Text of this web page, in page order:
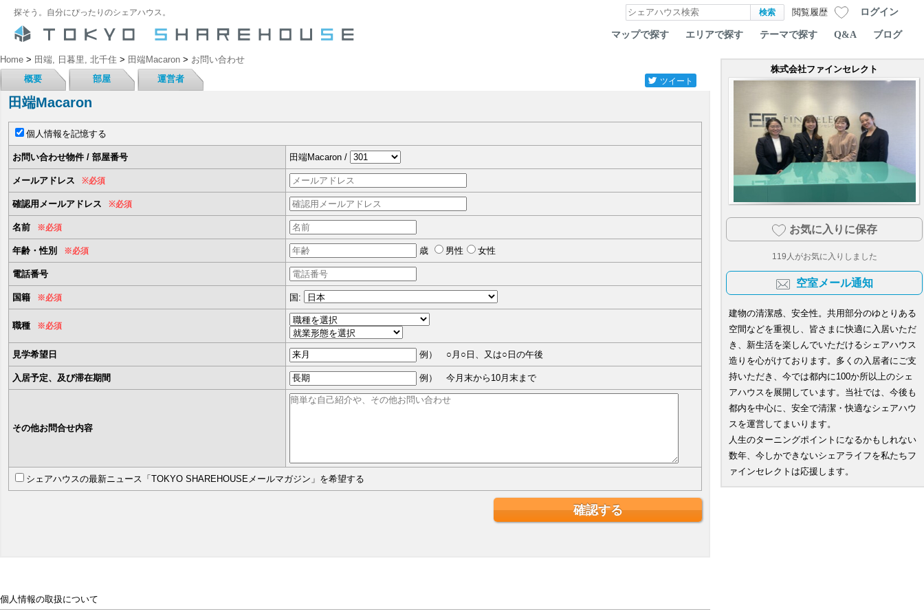
探そう。自分にぴったりのシェアハウス。 閲覧履歴 ログイン
マップで探す エリアで探す テーマで探す Q&A ブログ
Home > 田端, 日暮里, 北千住 > 田端Macaron > お問い合わせ
概要
部屋 運営者 ツイート
田端Macaron
個人情報を記憶する
お問い合わせ物件 / 部屋番号 田端Macaron /
メールアドレス ※必須
確認用メールアドレス ※必須
名前 ※必須
年齢・性別 ※必須 歳 男性 女性
電話番号
国籍 ※必須 国:
職種 ※必須
見学希望日 例） ○月○日、又は○日の午後
入居予定、及び滞在期間 例） 今月末から10月末まで
その他お問合せ内容
シェアハウスの最新ニュース「TOKYO SHAREHOUSEメールマガジン」を希望する
個人情報の取扱について
株式会社ファインセレクト
お気に入りに保存
119 人がお気に入りしました
空室メール通知
建物の清潔感、安全性。共用部分のゆとりある
空間などを重視し、皆さまに快適に入居いただ
き、新生活を楽しんでいただけるシェアハウス
造りを心がけております。多くの入居者にご支
持いただき、今では都内に100か所以上のシェ
アハウスを展開しています。当社では、今後も
都内を中心に、安全で清潔・快適なシェアハウ
スを運営してまいります。
人生のターニングポイントになるかもしれない
数年、今しかできないシェアライフを私たちフ
ァインセレクトは応援します。